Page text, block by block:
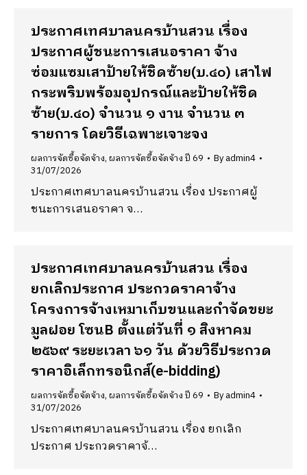
ประกาศเทศบาลนครบ้านสวน เรื่อง
ประกาศผู้ชนะการเสนอราคา จ้าง
ซ่อมแซมเสาป้ายให้ชิดซ้าย(บ.๔๐) เสาไฟ
กระพริบพร้อมอุปกรณ์และป้ายให้ชิด
ซ้าย(บ.๔๐) จำนวน ๑ งาน จำนวน ๓
รายการ โดยวิธีเฉพาะเจาะจง
ผลการจัดซื้อจัดจ้าง,ผลการจัดซื้อจัดจ้าง ปี 69 Byadmin4
31/07/2026
ประกาศเทศบาลนครบ้านสวน เรื่อง ประกาศผู้
ชนะการเสนอราคา จ…
ประกาศเทศบาลนครบ้านสวน เรื่อง
ยกเลิกประกาศ ประกวดราคาจ้าง
โครงการจ้างเหมาเก็บขนและกำจัดขยะ
มูลฝอย โซนB ตั้งแต่วันที่ ๑ สิงหาคม
๒๕๖๙ ระยะเวลา ๖๑ วัน ด้วยวิธีประกวด
ราคาอิเล็กทรอนิกส์(e-bidding)
ผลการจัดซื้อจัดจ้าง,ผลการจัดซื้อจัดจ้าง ปี 69 Byadmin4
31/07/2026
ประกาศเทศบาลนครบ้านสวน เรื่อง ยกเลิก
ประกาศ ประกวดราคาจ้…